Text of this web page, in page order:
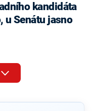
kandidáta
u Senátu jasno